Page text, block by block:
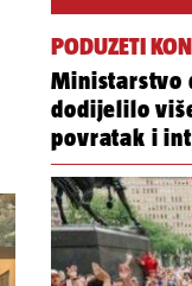
PODUZETI
Ministarstvo
dodijelilo
povratak i